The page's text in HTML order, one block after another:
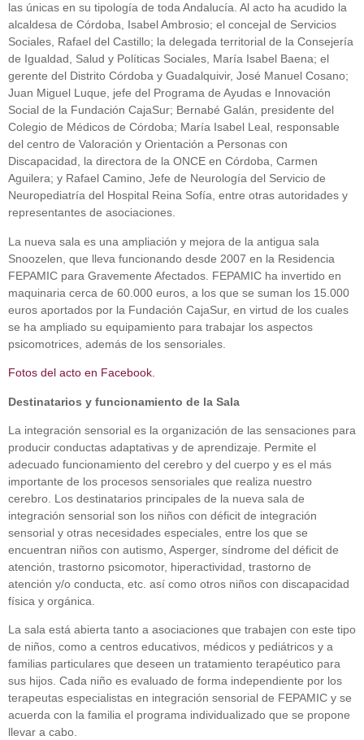
las únicas en su tipología de toda Andalucía. Al acto ha acudido la
alcaldesa de Córdoba, Isabel Ambrosio; el concejal de Servicios
Sociales, Rafael del Castillo; la delegada territorial de la Consejería
de Igualdad, Salud y Políticas Sociales, María Isabel Baena; el
gerente del Distrito Córdoba y Guadalquivir, José Manuel Cosano;
Juan Miguel Luque, jefe del Programa de Ayudas e Innovación
Social de la Fundación CajaSur; Bernabé Galán, presidente del
Colegio de Médicos de Córdoba; María Isabel Leal, responsable
del centro de Valoración y Orientación a Personas con
Discapacidad, la directora de la ONCE en Córdoba, Carmen
Aguilera; y Rafael Camino, Jefe de Neurología del Servicio de
Neuropediatría del Hospital Reina Sofía, entre otras autoridades y
representantes de asociaciones.
La nueva sala es una ampliación y mejora de la antigua sala
Snoozelen, que lleva funcionando desde 2007 en la Residencia
FEPAMIC para Gravemente Afectados. FEPAMIC ha invertido en
maquinaria cerca de 60.000 euros, a los que se suman los 15.000
euros aportados por la Fundación CajaSur, en virtud de los cuales
se ha ampliado su equipamiento para trabajar los aspectos
psicomotrices, además de los sensoriales.
Fotos del acto en Facebook.
Destinatarios y funcionamiento de la Sala
La integración sensorial es la organización de las sensaciones para
producir conductas adaptativas y de aprendizaje. Permite el
adecuado funcionamiento del cerebro y del cuerpo y es el más
importante de los procesos sensoriales que realiza nuestro
cerebro. Los destinatarios principales de la nueva sala de
integración sensorial son los niños con déficit de integración
sensorial y otras necesidades especiales, entre los que se
encuentran niños con autismo, Asperger, síndrome del déficit de
atención, trastorno psicomotor, hiperactividad, trastorno de
atención y/o conducta, etc. así como otros niños con discapacidad
física y orgánica.
La sala está abierta tanto a asociaciones que trabajen con este tipo
de niños, como a centros educativos, médicos y pediátricos y a
familias particulares que deseen un tratamiento terapéutico para
sus hijos. Cada niño es evaluado de forma independiente por los
terapeutas especialistas en integración sensorial de FEPAMIC y se
acuerda con la familia el programa individualizado que se propone
llevar a cabo.